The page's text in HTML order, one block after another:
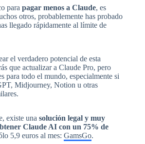
para pagar menos a Claude, es
otros, probablemente has probado
llegado rápidamente al límite de
el verdadero potencial de esta
que actualizar a Claude Pro, pero
para todo el mundo, especialmente si
Midjourney, Notion u otras
existe una solución legal y muy
Claude AI con un 75% de
5,9 euros al mes: GamsGo.